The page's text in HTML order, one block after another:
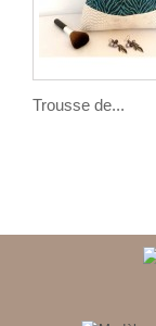
Trousse de...